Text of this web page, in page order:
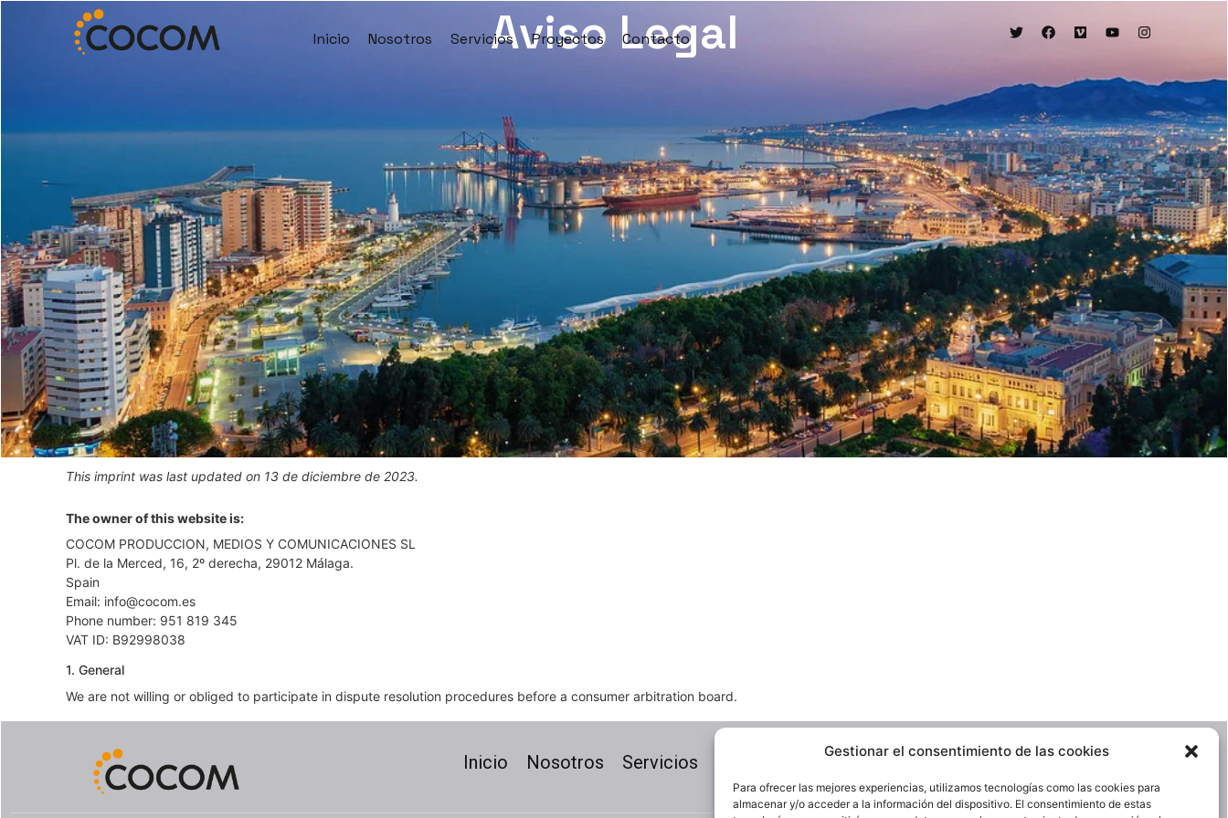
Gestionar el consentimiento de las cookies
Para ofrecer las mejores experiencias, utilizamos tecnologías como las cookies para
almacenar y/o acceder a la información del dispositivo. El consentimiento de estas
Inicio Nosotros Servicios Proyectos Contacto
Aviso Legal
This imprint was last updated on 13 de diciembre de 2023.
The owner of this website is:
COCOM PRODUCCION, MEDIOS Y COMUNICACIONES SL
Pl. de la Merced, 16, 2º derecha, 29012 Málaga.
Spain
Email: se.mococ@ofni
Phone number: 951 819 345
VAT ID: B92998038
1. General
We are not willing or obliged to participate in dispute resolution procedures before a consumer arbitration board.
Inicio Nosotros Servicios Contacto